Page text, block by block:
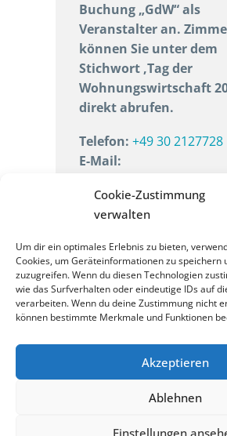
Cookie-Zustimmung
verwalten
Um dir ein optimales Erlebnis zu bieten,
Cookies, um Geräteinformationen zu speichern
zuzugreifen. Wenn du diesen Technologien
wie das Surfverhalten oder eindeutige IDs auf
verarbeiten. Wenn du deine Zustimmung nicht
können bestimmte Merkmale und Funktionen
Akzeptieren
Ablehnen
Einstellungen
Buchung „GdW“ als
Veranstalter an.
können Sie unter dem
Stichwort ‚Tag der
Wohnungswirtschaft
direkt abrufen.
Telefon: +49 30 2127728
E-Mail:
Impressum